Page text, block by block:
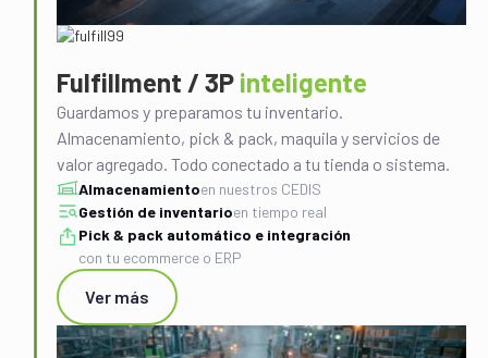
Fulfillment / 3P inteligente
Guardamos y preparamos tu inventario.
Almacenamiento, pick & pack, maquila y servicios de
valor agregado. Todo conectado a tu tienda o sistema.
Almacenamientoen nuestros CEDIS
Gestión de inventarioen tiempo real
Pick & pack automático e integración
con tu ecommerce o ERP
Ver más